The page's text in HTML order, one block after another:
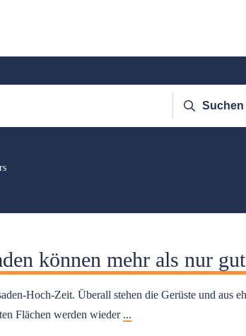
Suchen
können mehr als nur
Hoch-Zeit. Überall stehen die Gerüste und aus
Flächen werden wieder ...